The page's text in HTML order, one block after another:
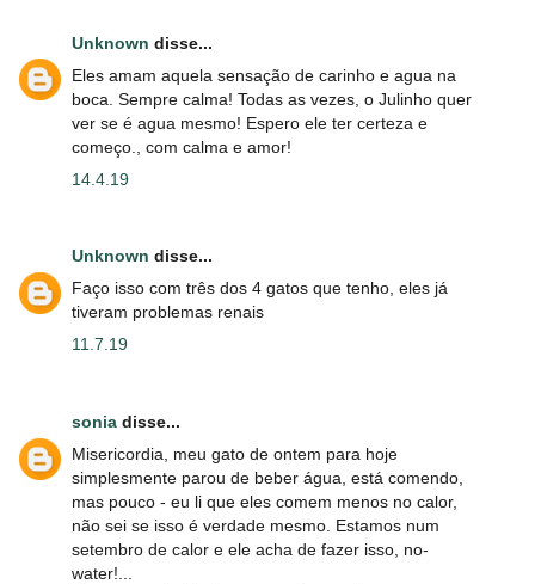
Unknown disse...
Eles amam aquela sensação de carinho e agua na
boca. Sempre calma! Todas as vezes, o Julinho quer
ver se é agua mesmo! Espero ele ter certeza e
começo., com calma e amor!
14.4.19
Unknown disse...
Faço isso com três dos 4 gatos que tenho, eles já
tiveram problemas renais
11.7.19
sonia disse...
Misericordia, meu gato de ontem para hoje
simplesmente parou de beber água, está comendo,
mas pouco - eu li que eles comem menos no calor,
não sei se isso é verdade mesmo. Estamos num
setembro de calor e ele acha de fazer isso, no-
water!...